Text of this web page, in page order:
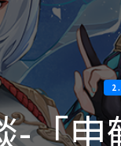
-「